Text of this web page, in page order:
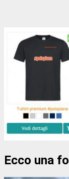
Ecco una